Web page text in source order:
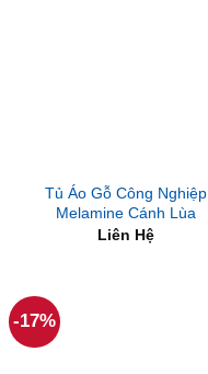
Tủ Áo Gỗ Công Nghiệp
Melamine Cánh Lùa
Liên Hệ
-17%